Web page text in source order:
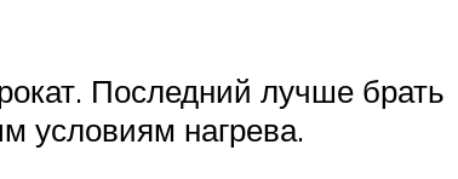
Последний лучше брать
условиям нагрева.